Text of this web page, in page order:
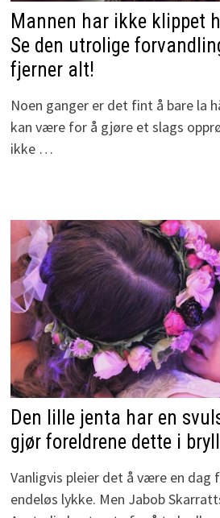
Mannen har ikke klippet
Se den utrolige
fjerner alt!
Noen ganger er det fint å bare la
kan være for å gjøre et slags
ikke …
Den lille jenta har en
gjør foreldrene dette i
Vanligvis pleier det å være en dag
endeløs lykke. Men Jabob